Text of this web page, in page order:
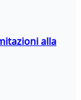
alla